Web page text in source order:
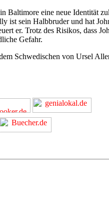
Baltimore eine neue Identität
ist sein Halbbruder und hat
er. Trotz des Risikos, dass
Gefahr.
Schwedischen von Ursel